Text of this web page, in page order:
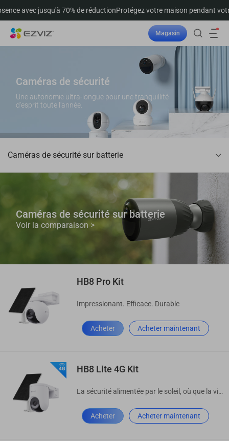
70% de réductionProtégez votre maison pendant votre
Magasin
Caméras de sécurité
Une autonomie ultra-longue pour une tranquillité
d'esprit toute l'année.
Caméras de sécurité sur batterie
Caméras de sécurité sur batterie
Voir la comparaison >
HB8 Pro Kit
Impressionant. Efficace. Durable
Acheter Acheter maintenant
HB8 Lite 4G Kit
La sécurité alimentée par le soleil, où que la vie vous mène
Acheter Acheter maintenant